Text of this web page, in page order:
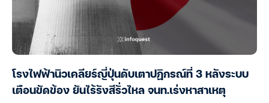
โรงไฟฟ้านิวเคลียร์ญี่ปุ่นดับเตาปฏิกรณ์ที่ 3 หลังระบบ
เตือนขัดข้อง ยันไร้รังสีรั่วไหล จนท.เร่งหาสาเหตุ